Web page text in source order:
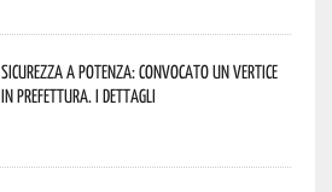
Sicurezza a Potenza: convocato un vertice
in Prefettura. I dettagli